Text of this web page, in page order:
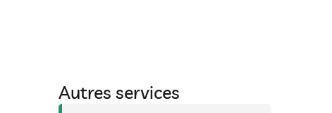
Autres services